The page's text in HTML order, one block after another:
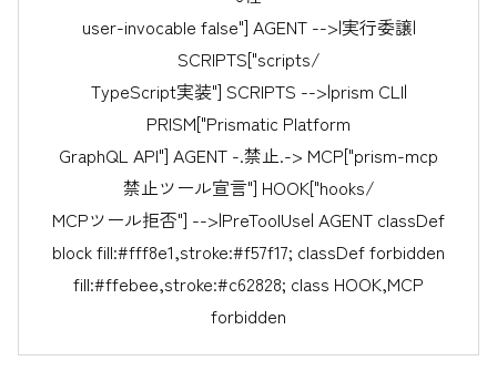
user-invocable false"] AGENT -->|実行委譲|
SCRIPTS["scripts/
TypeScript実装"] SCRIPTS -->|prism CLI|
PRISM["Prismatic Platform
GraphQL API"] AGENT -.禁止.-> MCP["prism-mcp
禁止ツール宣言"] HOOK["hooks/
MCPツール拒否"] -->|PreToolUse| AGENT classDef
block fill:#fff8e1,stroke:#f57f17; classDef forbidden
fill:#ffebee,stroke:#c62828; class HOOK,MCP
forbidden